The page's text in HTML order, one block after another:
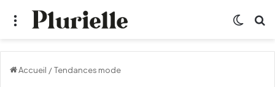
Menu
Accueil /Tendances mode